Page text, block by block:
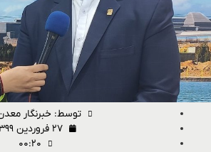
توسط: خبرنگار
۲۷ فروردین ۱۳۹۹
۰۰:۲۰